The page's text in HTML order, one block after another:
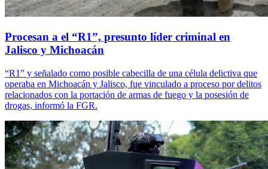
Procesan a el “R1”, presunto líder criminal en
Jalisco y Michoacán
“R1” y señalado como posible cabecilla de una célula delictiva que
operaba en Michoacán y Jalisco, fue vinculado a proceso por delitos
relacionados con la portación de armas de fuego y la posesión de
drogas, informó la FGR.